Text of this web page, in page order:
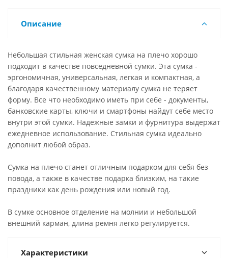
Описание
Небольшая стильная женская сумка на плечо хорошо
подходит в качестве повседневной сумки. Эта сумка -
эргономичная, универсальная, легкая и компактная, а
благодаря качественному материалу сумка не теряет
форму. Все что необходимо иметь при себе - документы,
банковские карты, ключи и смартфоны найдут себе место
внутри этой сумки. Надежные замки и фурнитура выдержат
ежедневное использование. Стильная сумка идеально
дополнит любой образ.
Сумка на плечо станет отличным подарком для себя без
повода, а также в качестве подарка близким, на такие
праздники как день рождения или новый год.
В сумке основное отделение на молнии и небольшой
внешний карман, длина ремня легко регулируется.
Характеристики